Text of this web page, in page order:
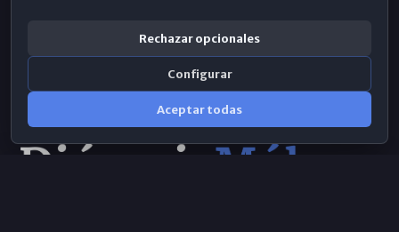
Rechazar opcionales
Configurar
Aceptar todas